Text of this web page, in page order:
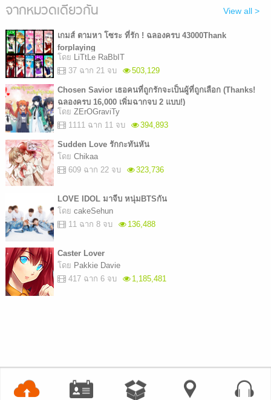
จากหมวดเดียวกัน View all >
เกมส์ ตามหา โซระ ที่รัก ! ฉลองครบ 43000Thank
forplaying
โดย
LiTtLe RaBbIT
37 ฉาก 21 จบ
503,129
Chosen Savior เธอคนที่ถูกรักจะเป็นผู้ที่ถูกเลือก (Thanks!
ฉลองครบ 16,000 เพิ่มฉากจบ 2 แบบ!)
โดย ZErOGraviTy
1111 ฉาก 11 จบ
394,893
Sudden Love รักกะทันหัน
โดย Chikaa
609 ฉาก 22 จบ
323,736
LOVE IDOL มาจีบ หนุ่มBTSกัน
โดย cakeSehun
11 ฉาก 8 จบ
136,488
Caster Lover
โดย Pakkie Davie
417 ฉาก 6 จบ
1,185,481